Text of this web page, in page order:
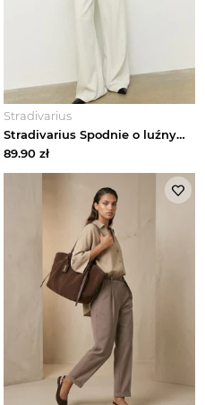
Spodnie z
Spodnie z
Spodnie z
Szerokie
Szorty damskie
Spódnice damskie
Bielizna damska
Moda plażowa
Komplety damskie
Stradivarius
Stradivarius Spodnie o luźnym kroju z efektem lnu Ecru
89.90 zł